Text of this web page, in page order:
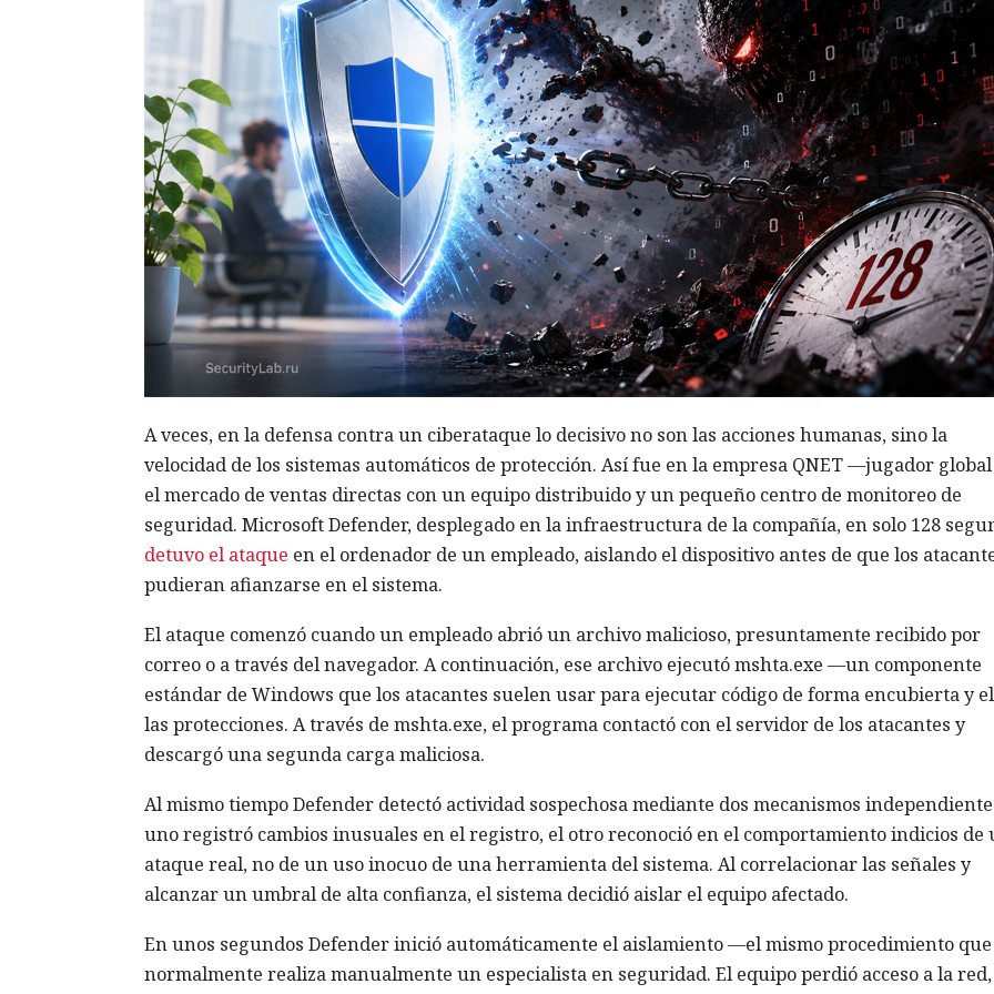
A veces, en la defensa contra un ciberataque lo decisivo no son las acciones humanas, sino la
velocidad de los sistemas automáticos de protección. Así fue en la empresa QNET —jugador
el mercado de ventas directas con un equipo distribuido y un pequeño centro de monitoreo de
seguridad. Microsoft Defender, desplegado en la infraestructura de la compañía, en solo 128
detuvo el ataque en el ordenador de un empleado, aislando el dispositivo antes de que los
pudieran afianzarse en el sistema.
El ataque comenzó cuando un empleado abrió un archivo malicioso, presuntamente recibido por
correo o a través del navegador. A continuación, ese archivo ejecutó mshta.exe —un componente
estándar de Windows que los atacantes suelen usar para ejecutar código de forma encubierta y
las protecciones. A través de mshta.exe, el programa contactó con el servidor de los atacantes y
descargó una segunda carga maliciosa.
Al mismo tiempo Defender detectó actividad sospechosa mediante dos mecanismos
uno registró cambios inusuales en el registro, el otro reconoció en el comportamiento indicios de
ataque real, no de un uso inocuo de una herramienta del sistema. Al correlacionar las señales y
alcanzar un umbral de alta confianza, el sistema decidió aislar el equipo afectado.
En unos segundos Defender inició automáticamente el aislamiento —el mismo procedimiento que
normalmente realiza manualmente un especialista en seguridad. El equipo perdió acceso a la red,